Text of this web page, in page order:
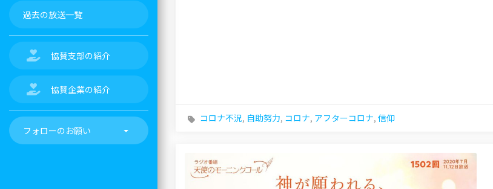
過去の放送一覧
協賛支部の紹介
協賛企業の紹介
フォローのお願い
コロナ不況, 自助努力, コロナ, アフターコロナ, 信仰